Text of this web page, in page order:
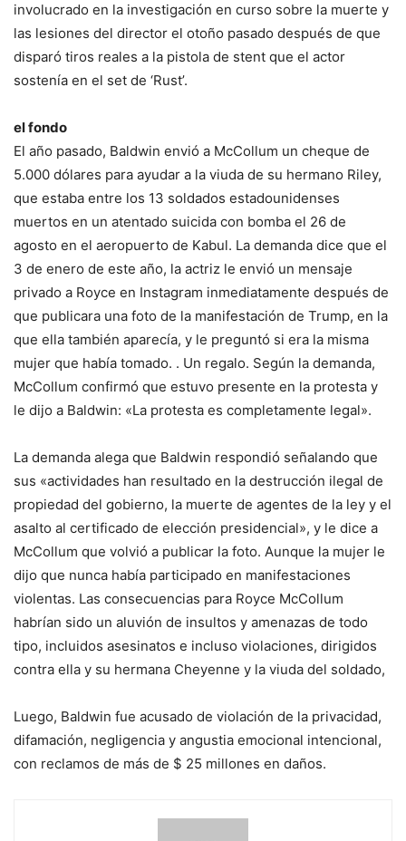
involucrado en la investigación en curso sobre la muerte y
las lesiones del director el otoño pasado después de que
disparó tiros reales a la pistola de stent que el actor
sostenía en el set de ‘Rust’.
el fondo
El año pasado, Baldwin envió a McCollum un cheque de
5.000 dólares para ayudar a la viuda de su hermano Riley,
que estaba entre los 13 soldados estadounidenses
muertos en un atentado suicida con bomba el 26 de
agosto en el aeropuerto de Kabul. La demanda dice que el
3 de enero de este año, la actriz le envió un mensaje
privado a Royce en Instagram inmediatamente después de
que publicara una foto de la manifestación de Trump, en la
que ella también aparecía, y le preguntó si era la misma
mujer que había tomado. . Un regalo. Según la demanda,
McCollum confirmó que estuvo presente en la protesta y
le dijo a Baldwin: «La protesta es completamente legal».
La demanda alega que Baldwin respondió señalando que
sus «actividades han resultado en la destrucción ilegal de
propiedad del gobierno, la muerte de agentes de la ley y el
asalto al certificado de elección presidencial», y le dice a
McCollum que volvió a publicar la foto. Aunque la mujer le
dijo que nunca había participado en manifestaciones
violentas. Las consecuencias para Royce McCollum
habrían sido un aluvión de insultos y amenazas de todo
tipo, incluidos asesinatos e incluso violaciones, dirigidos
contra ella y su hermana Cheyenne y la viuda del soldado,
Luego, Baldwin fue acusado de violación de la privacidad,
difamación, negligencia y angustia emocional intencional,
con reclamos de más de $ 25 millones en daños.